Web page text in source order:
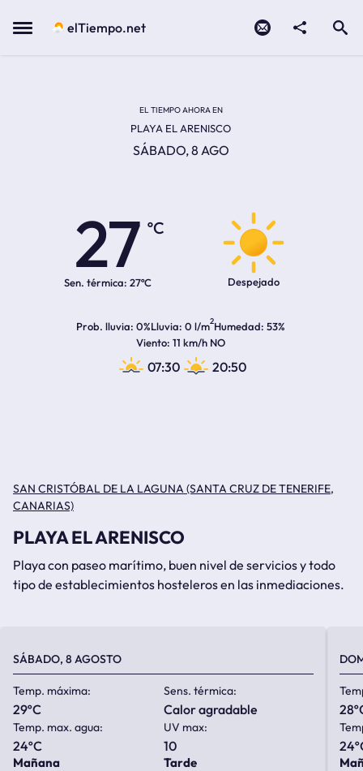
Menu elTiempo.net
EL TIEMPO AHORA EN
PLAYA EL ARENISCO
SÁBADO, 8 AGO
27
ºC
Sen. térmica: 27ºC Despejado
Prob. lluvia 0%Lluvia 0 l/m2Humedad 53%
Viento 11 km/h NO
07:30 20:50
SAN CRISTÓBAL DE LA LAGUNA (SANTA CRUZ DE TENERIFE,
CANARIAS)
PLAYA EL ARENISCO
Playa con paseo marítimo, buen nivel de servicios y todo
tipo de establecimientos hosteleros en las inmediaciones.
SÁBADO, 8 AGOSTO
Temp. máxima:
29ºC
Sens. térmica:
calor agradable
Temp. max. agua:
24ºC
UV max:
10
Mañana Tarde